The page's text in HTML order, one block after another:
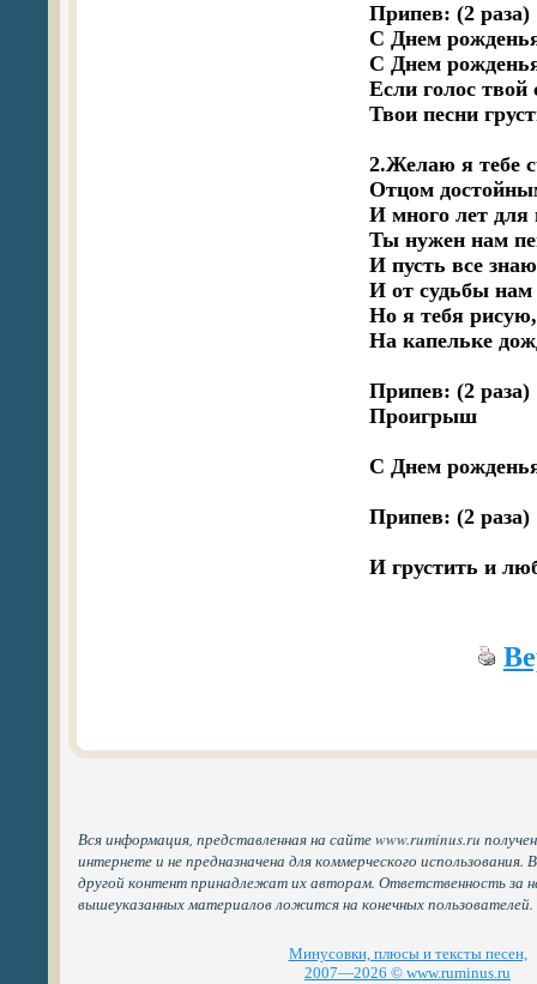
Припев: (2 раза)
С Днем
С Днем
Если голос
Твои песни
2.Желаю я тебе
Отцом
И много лет для
Ты нужен нам
И пусть все
И от судьбы нам
Но я тебя
На капельке
Припев: (2 раза)
Проигрыш
С Днем
Припев: (2 раза)
Вся информация, представленная на сайте www.ruminus.ru
интернете и не предназначена для коммерческого
другой контент принадлежат их авторам. Ответственность за
вышеуказанных материалов ложится на конечных пользователей.
Минусовки, плюсы и тексты песен,
2007—2026 © www.ruminus.ru